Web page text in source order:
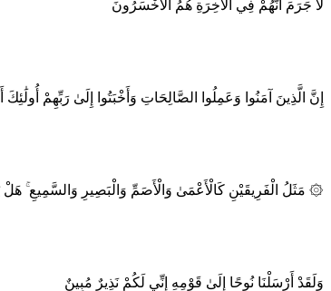
لَا جَرَمَ أَنَّهُمْ فِي الْآخِرَةِ هُمُ الْأَخْسَرُونَ
إِنَّ الَّذِينَ آمَنُوا وَعَمِلُوا الصَّالِحَاتِ وَأَخْبَتُوا إِلَىٰ رَبِّهِمْ
۞ مَثَلُ الْفَرِيقَيْنِ كَالْأَعْمَىٰ وَالْأَصَمِّ وَالْبَصِيرِ وَالسَّمِيعِ ۚ هَلْ
وَلَقَدْ أَرْسَلْنَا نُوحًا إِلَىٰ قَوْمِهِ إِنِّي لَكُمْ نَذِيرٌ مُبِينٌ